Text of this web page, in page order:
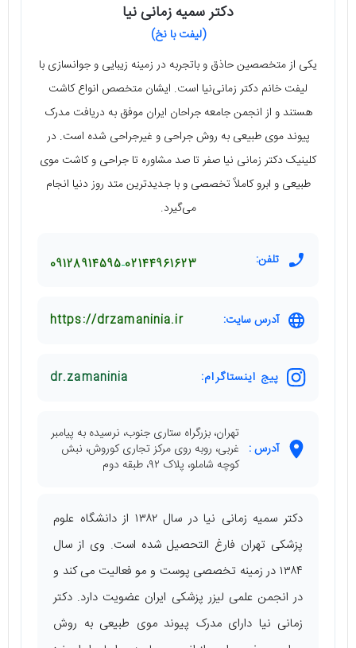
دکتر سمیه زمانی نیا
(لیفت با نخ)
یکی از متخصصین حاذق و باتجربه در زمینه زیبایی و جوانسازی با
لیفت خانم دکتر زمانی‌نیا است. ایشان متخصص انواع کاشت
هستند و از انجمن جامعه جراحان ایران موفق به دریافت مدرک
پیوند موی طبیعی به روش جراحی و غیرجراحی شده است. در
کلینیک دکتر زمانی نیا صفر تا صد مشاوره تا جراحی و کاشت موی
طبیعی و ابرو کاملاً تخصصی و با جدیدترین متد روز دنیا انجام
می‌گیرد.
تلفن: 02144961623
09128914595
آدرس سایت: https://drzamaninia.ir
پیج اینستاگرام: dr.zamaninia
آدرس :
تهران، بزرگراه ستاری جنوب، نرسیده به پیامبر
غربی، روبه روی مرکز تجاری کوروش، نبش
کوچه شاملو، پلاک ۹۲، طبقه دوم
دکتر سمیه زمانی نیا در سال ۱۳۸۲ از دانشگاه علوم
پزشکی تهران فارغ التحصیل شده است. وی از سال
۱۳۸۴ در زمینه تخصصی پوست و مو فعالیت می ‌کند و
در انجمن علمی لیزر پزشکی ایران عضویت دارد. دکتر
زمانی نیا دارای مدرک پیوند موی طبیعی به روش